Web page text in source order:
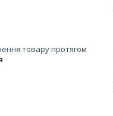
товару протягом